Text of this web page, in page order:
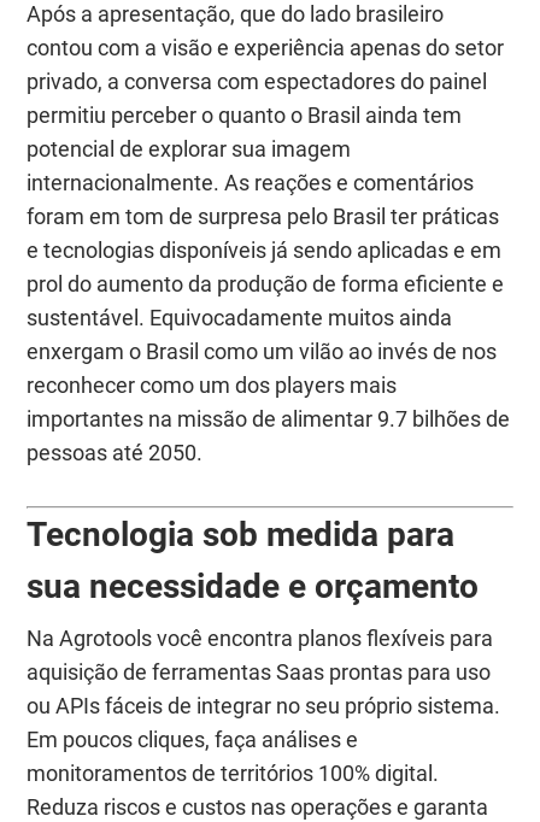
Após a apresentação, que do lado brasileiro
contou com a visão e experiência apenas do setor
privado, a conversa com espectadores do painel
permitiu perceber o quanto o Brasil ainda tem
potencial de explorar sua imagem
internacionalmente. As reações e comentários
foram em tom de surpresa pelo Brasil ter práticas
e tecnologias disponíveis já sendo aplicadas e em
prol do aumento da produção de forma eficiente e
sustentável. Equivocadamente muitos ainda
enxergam o Brasil como um vilão ao invés de nos
reconhecer como um dos players mais
importantes na missão de alimentar 9.7 bilhões de
pessoas até 2050.
Tecnologia sob medida para
sua necessidade e orçamento
Na Agrotools você encontra planos flexíveis para
aquisição de ferramentas Saas prontas para uso
ou APIs fáceis de integrar no seu próprio sistema.
Em poucos cliques, faça análises e
monitoramentos de territórios 100% digital.
Reduza riscos e custos nas operações e garanta